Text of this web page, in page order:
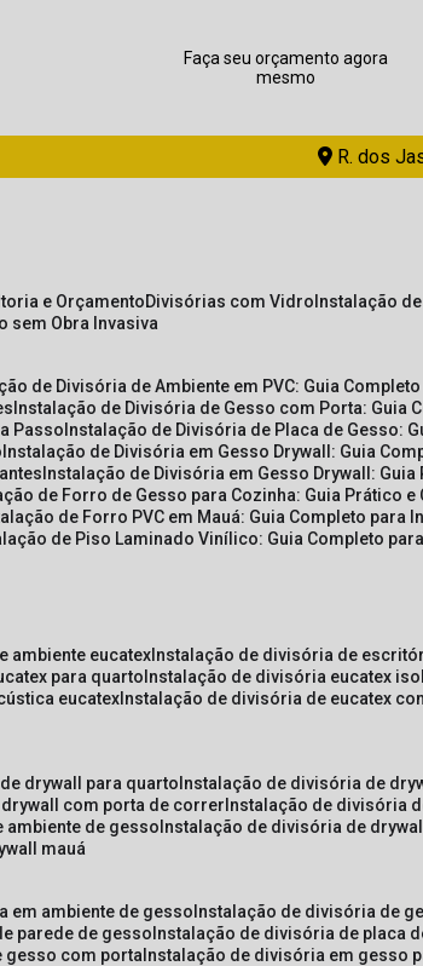
Faça seu orçamento agora
mesmo
R. dos
e Orçamento Divisórias com Vidro Instalação
sem Obra Invasiva
de Divisória de Ambiente em PVC: Guia
Instalação de Divisória de Gesso com Porta: Guia
Passo Instalação de Divisória de Placa de Gesso:
Instalação de Divisória em Gesso Drywall: Guia
Instalação de Divisória em Gesso Drywall:
de Forro de Gesso para Cozinha: Guia Prático e
de Forro PVC em Mauá: Guia Completo para
de Piso Laminado Vinílico: Guia Completo
ambiente eucatex instalação de divisória de
para quarto instalação de divisória eucatex
eucatex instalação de divisória de eucatex
drywall para quarto instalação de divisória de
com porta de correr instalação de divisória
ambiente de gesso instalação de divisória de
mauá
em ambiente de gesso instalação de divisória de
parede de gesso instalação de divisória de placa
gesso com porta instalação de divisória em gesso